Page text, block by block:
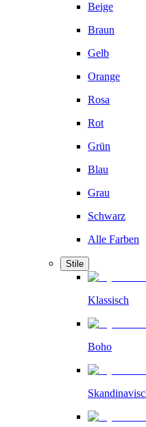
Beige
Braun
Gelb
Orange
Rosa
Rot
Grün
Blau
Grau
Schwarz
Alle Farben
Stile
Klassisch
Boho